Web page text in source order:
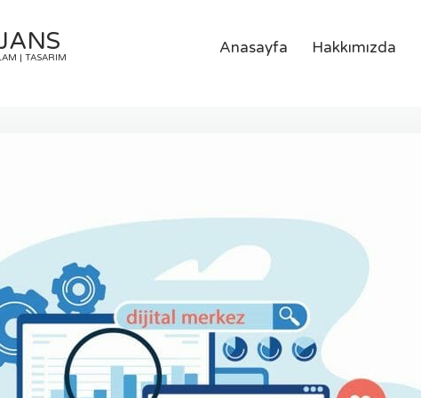
| TASARIM
Anasayfa Hakkımızda